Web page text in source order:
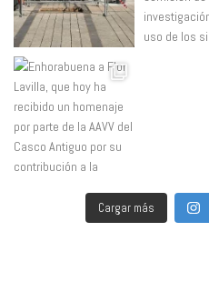
Cargar más